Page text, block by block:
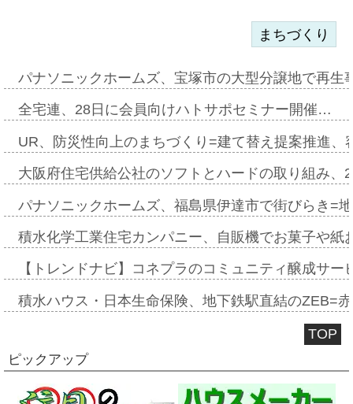
まちづくり
パナソニックホームズ、宝塚市の大型分譲地で再
全宅連、28日に会員向けハトサポセミナー開催…
UR、防災性向上のまちづくり=建て替え提案推進
大阪府住宅供給公社のソフトとハードの取り組み
パナソニックホームズ、福島県伊達市で街びらき=
積水化学工業住宅カンパニー、自販機でお菓子や
【トレンドナビ】コネプラのコミュニティ醸成サ
積水ハウス・日本生命保険、地下鉄駅直結のZEB=
TOP
ピックアップ